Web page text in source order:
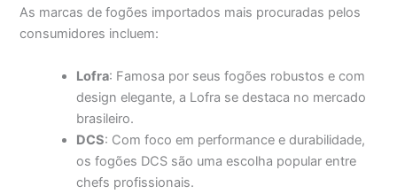
As marcas de fogões importados mais procuradas pelos
consumidores incluem:
Lofra: Famosa por seus fogões robustos e com
design elegante, a Lofra se destaca no mercado
brasileiro.
DCS: Com foco em performance e durabilidade,
os fogões DCS são uma escolha popular entre
chefs profissionais.